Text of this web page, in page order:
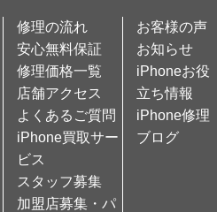
修理の流れ
安心無料保証
修理価格一覧
店舗アクセス
よくあるご質問
iPhone買取サー
ビス
スタッフ募集
加盟店募集・パ
お客様の声
お知らせ
iPhoneお役
立ち情報
iPhone修理
ブログ